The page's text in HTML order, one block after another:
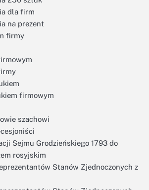
dla firm
na prezent
firmy
firmowym
szachowi
Sejmu Grodzieńskiego 1793 do
rosyjskim
Stanów Zjednoczonych z